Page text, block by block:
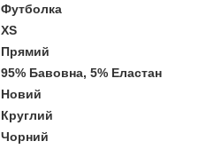
Футболка
XS
Прямий
95% Бавовна, 5% Еластан
Новий
Круглий
Чорний